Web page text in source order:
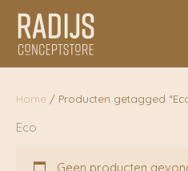
naar
inhoud
Home / Producten getagged
Eco
Geen producten